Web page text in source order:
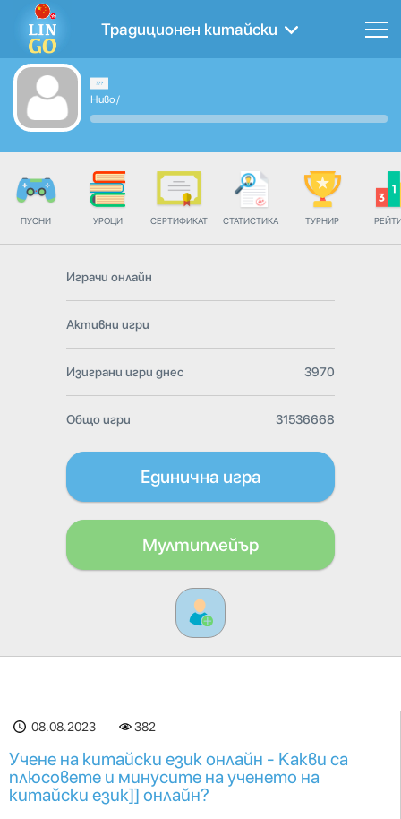
Традиционен китайски
Ниво/
ПУСНИ УРОЦИ СЕРТИФИКАТ СТАТИСТИКА ТУРНИР
Играчи онлайн
Активни игри
Изиграни игри днес 3970
Общо игри 31536668
Единична игра
Мултиплейър
08.08.2023 382
Учене на китайски език онлайн - Какви са
плюсовете и минусите на ученето на
китайски език]] онлайн?